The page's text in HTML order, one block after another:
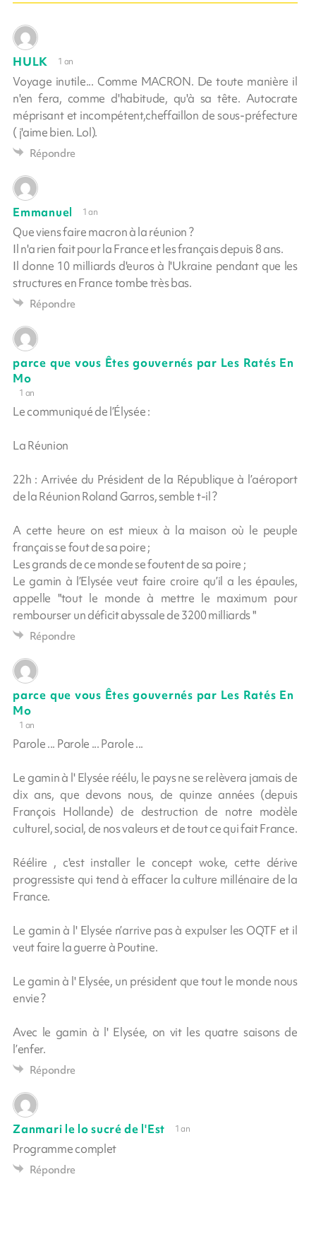
HULK 1 an
Voyage inutile... Comme MACRON. De toute manière il
n'en fera, comme d'habitude, qu'à sa tête. Autocrate
méprisant et incompétent,cheffaillon de sous-préfecture
( j'aime bien. Lol).
Répondre
Emmanuel 1 an
Que viens faire macron à la réunion ?
Il n'a rien fait pour la France et les français depuis 8 ans.
Il donne 10 milliards d'euros à l'Ukraine pendant que les
structures en France tombe très bas.
Répondre
parce que vous Êtes gouvernés par Les Ratés En
Mo
1 an
Le communiqué de l’Élysée :
La Réunion
22h : Arrivée du Président de la République à l’aéroport
de la Réunion Roland Garros, semble t-il ?
A cette heure on est mieux à la maison où le peuple
français se fout de sa poire ;
Les grands de ce monde se foutent de sa poire ;
Le gamin à l’Elysée veut faire croire qu’il a les épaules,
appelle "tout le monde à mettre le maximum pour
rembourser un déficit abyssale de 3200 milliards "
Répondre
parce que vous Êtes gouvernés par Les Ratés En
Mo
1 an
Parole ... Parole ... Parole ...
Le gamin à l' Elysée réélu, le pays ne se relèvera jamais de
dix ans, que devons nous, de quinze années (depuis
François Hollande) de destruction de notre modèle
culturel, social, de nos valeurs et de tout ce qui fait France.
Réélire , c'est installer le concept woke, cette dérive
progressiste qui tend à effacer la culture millénaire de la
France.
Le gamin à l' Elysée n’arrive pas à expulser les OQTF et il
veut faire la guerre à Poutine.
Le gamin à l' Elysée, un président que tout le monde nous
envie ?
Avec le gamin à l' Elysée, on vit les quatre saisons de
l’enfer.
Répondre
Zanmari le lo sucré de l'Est 1 an
Programme complet
Répondre